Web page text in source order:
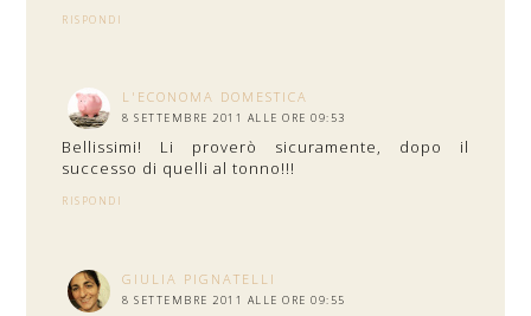
RISPONDI
L'ECONOMA DOMESTICA
8 SETTEMBRE 2011 ALLE ORE 09:53
Bellissimi! Li proverò sicuramente, dopo il
successo di quelli al tonno!!!
RISPONDI
GIULIA PIGNATELLI
8 SETTEMBRE 2011 ALLE ORE 09:55